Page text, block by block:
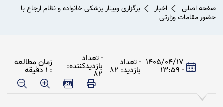
صفحه اصلی اخبار
برگزاری وبینار پزشکی خانواده و نظام ارجاع با
حضور مقامات وزارتی
1405/04/17
- 13:59
- تعداد
بازدید: 82
- تعداد
بازدیدکننده:
82
زمان مطالعه
: 1 دقیقه